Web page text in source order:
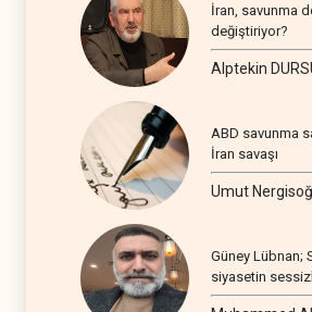
İran, savunma
değiştiriyor?
Alptekin
ABD savunma
İran savaşı
Umut
Güney Lübnan;
siyasetin